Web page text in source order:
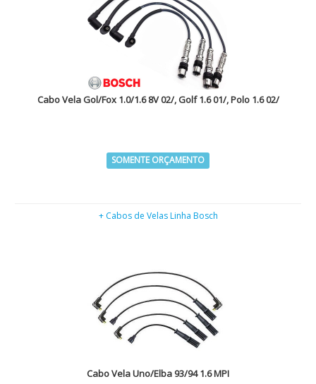
Cabo Vela Gol/Fox 1.0/1.6 8V 02/, Golf 1.6 01/, Polo 1.6 02/
SOMENTE ORÇAMENTO
+ Cabos de Velas Linha Bosch
Cabo Vela Uno/Elba 93/94 1.6 MPI